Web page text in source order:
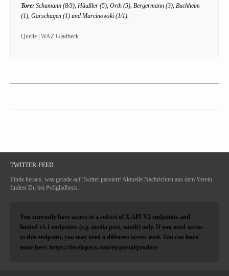
Tore: Schumann (8/3), Häußler (5), Orth (5), Bergermann (3), Buchheim
(1), Garschagen (1) und Marcinowski (1/1).
Quelle | WAZ Gladbeck
TWITTER-FEED
Finde heraus, was gerade auf Twitter passiert! Aktuelle Nachrichten aus dem Verein
findest Du bei #vflgladbeck:
You currently have access to a subset of X API V2 endpoints and
limited v1.1 endpoints (e.g. media post, oauth) only. If you need access
to this endpoint, you may need a different access level. You can learn
more here: https://developer.x.com/en/portal/product